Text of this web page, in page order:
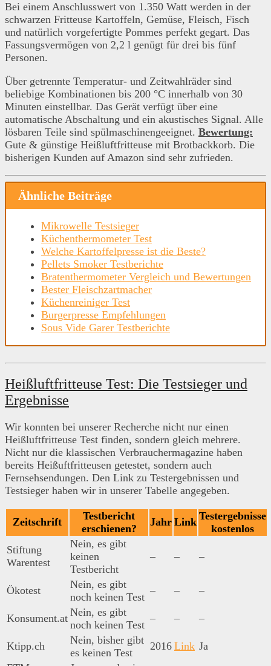
Bei einem Anschlusswert von 1.350 Watt werden in der
schwarzen Fritteuse Kartoffeln, Gemüse, Fleisch, Fisch
und natürlich vorgefertigte Pommes perfekt gegart. Das
Fassungsvermögen von 2,2 l genügt für drei bis fünf
Personen.
Über getrennte Temperatur- und Zeitwahlräder sind
beliebige Kombinationen bis 200 °C innerhalb von 30
Minuten einstellbar. Das Gerät verfügt über eine
automatische Abschaltung und ein akustisches Signal. Alle
lösbaren Teile sind spülmaschinengeeignet. Bewertung:
Gute & günstige Heißluftfritteuse mit Brotbackkorb. Die
bisherigen Kunden auf Amazon sind sehr zufrieden.
Ähnliche Beiträge
Mikrowelle Testsieger
Küchenthermometer Test
Welche Kartoffelpresse ist die Beste?
Pellets Smoker Testberichte
Bratenthermometer Vergleich und Bewertungen
Bester Fleischzartmacher
Küchenreiniger Test
Burgerpresse Empfehlungen
Sous Vide Garer Testberichte
Heißluftfritteuse Test: Die Testsieger und
Ergebnisse
Wir konnten bei unserer Recherche nicht nur einen
Heißluftfritteuse Test finden, sondern gleich mehrere.
Nicht nur die klassischen Verbrauchermagazine haben
bereits Heißuftfritteusen getestet, sondern auch
Fernsehsendungen. Den Link zu Testergebnissen und
Testsieger haben wir in unserer Tabelle angegeben.
Zeitschrift
Testbericht
erschienen?
Jahr Link Testergebnisse
kostenlos
Stiftung
Warentest
Nein, es gibt
keinen
Testbericht
– – –
Ökotest
Nein, es gibt
noch keinen Test
– – –
Konsument.at Nein, es gibt
noch keinen Test
– – –
Ktipp.ch
Nein, bisher gibt
es keinen Test
2016 Link Ja